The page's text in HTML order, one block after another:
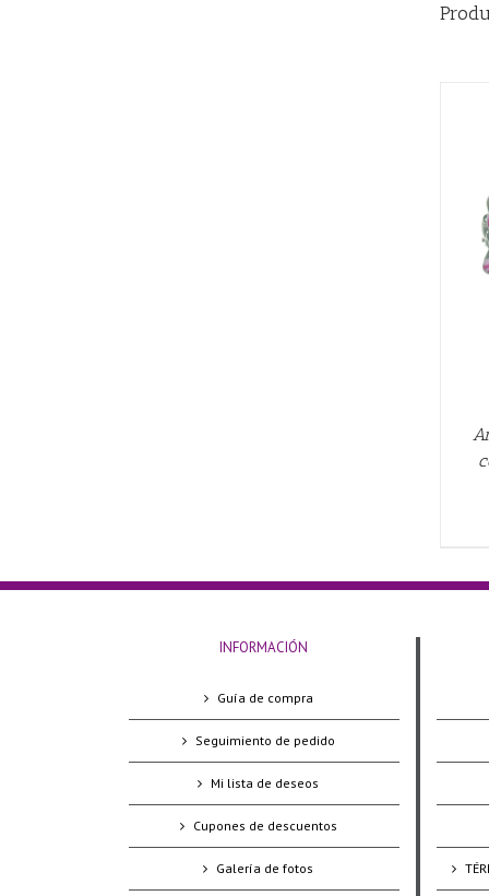
INFORMACIÓN
Guía de compra
Seguimiento de pedido
Mi lista de deseos
Cupones de descuentos
Galería de fotos